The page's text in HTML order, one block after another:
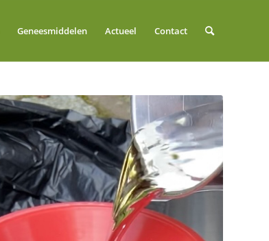
Geneesmiddelen Actueel Contact